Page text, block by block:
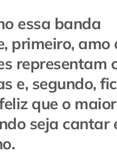
essa banda
primeiro, amo
representam
e, segundo,
que o
seja cantar